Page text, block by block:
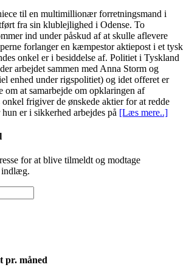
til en multimillionær forretningsmand i
fra sin klublejlighed i Odense. To
ind under påskud af at skulle aflevere
forlanger en kæmpestor aktiepost i et tysk
onkel er i besiddelse af. Politiet i Tyskland
arbejdet sammen med Anna Storm og
enhed under rigspolitiet) og idet offeret er
om at samarbejde om opklaringen af
frigiver de ønskede aktier for at redde
er i sikkerhed arbejdes på [Læs mere..]
for at blive tilmeldt og modtage
indlæg.
pr. måned